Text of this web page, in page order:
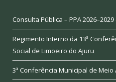
Consulta Pública – PPA
Regimento Interno da 13ª
Social de Limoeiro do Ajuru
3ª Conferência Municipal de Meio